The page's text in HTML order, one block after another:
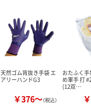
天然ゴム背抜き手袋 エ
アリーハンドG3
￥376～（税込）
おたふく
め軍手 打
(12双…